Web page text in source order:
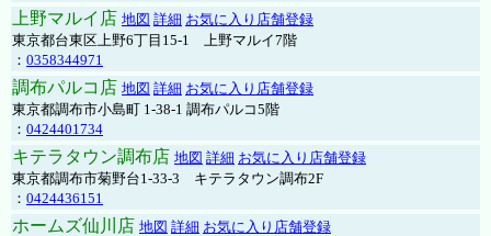
上野マルイ店 地図 詳細 お気に入り店舗登録
東京都台東区上野6丁目15-1 上野マルイ7階
： 0358344971
調布パルコ店 地図 詳細 お気に入り店舗登録
東京都調布市小島町 1-38-1 調布パルコ5階
： 0424401734
キテラタウン調布店 地図 詳細 お気に入り店舗登録
東京都調布市菊野台1-33-3 キテラタウン調布2F
： 0424436151
ホームズ仙川店 地図 詳細 お気に入り店舗登録